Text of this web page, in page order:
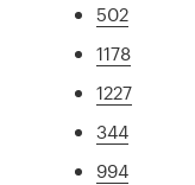
502
1178
1227
344
994